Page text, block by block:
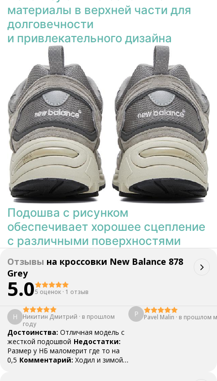
материалы в верхней части для
долговечности
и привлекательного дизайна
Подошва с рисунком
обеспечивает хорошее сцепление
с различными поверхностями
Отзывы на кроссовки New Balance 878
Grey
5.05 оценок · 1 отзыв
Н Никитин Дмитрий · в прошлом
году
Достоинства: Отличная модель с
жесткой подошвой Недостатки:
Размер у НБ маломерит где то на
0,5 Комментарий: Ходил и зимой
P Pavel Malin · в прошлом